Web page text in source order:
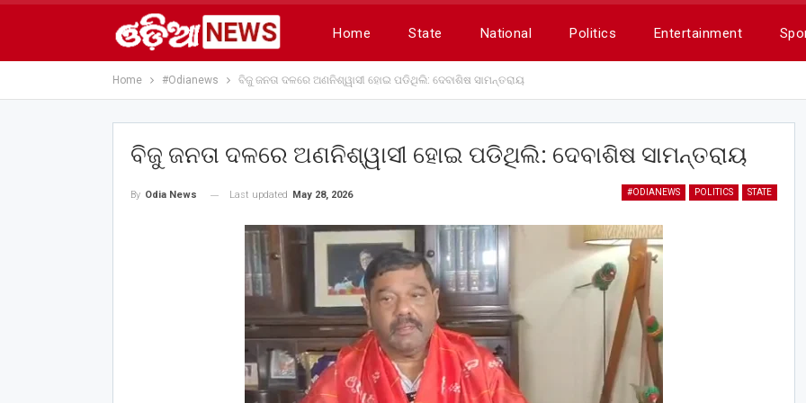
Home State National Politics Entertainment
Home #Odianews ବିଜୁ ଜନତା ଦଳରେ ଅଣନିଶ୍ୱାସୀ ହୋଇ ପଡିଥିଲି: ଦେବାଶିଷ ସାମନ୍ତରାୟ
ବିଜୁ ଜନତା ଦଳରେ ଅଣନିଶ୍ୱାସୀ ହୋଇ ପଡିଥିଲି: ଦେବାଶିଷ ସାମନ୍ତରାୟ
#ODIANEWS POLITICS STATE
By Odia News Last updated May 28, 2026